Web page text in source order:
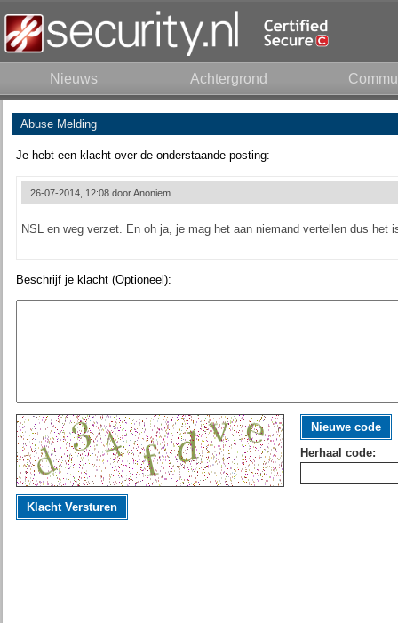
Nieuws Achtergrond
Abuse Melding
Je hebt een klacht over de onderstaande posting:
26-07-2014, 12:08 doorAnoniem
NSL en weg verzet. En oh ja, je mag het aan niemand vertellen dus het
Beschrijf je klacht (Optioneel):
Nieuwe code
Herhaal code:
Klacht Versturen